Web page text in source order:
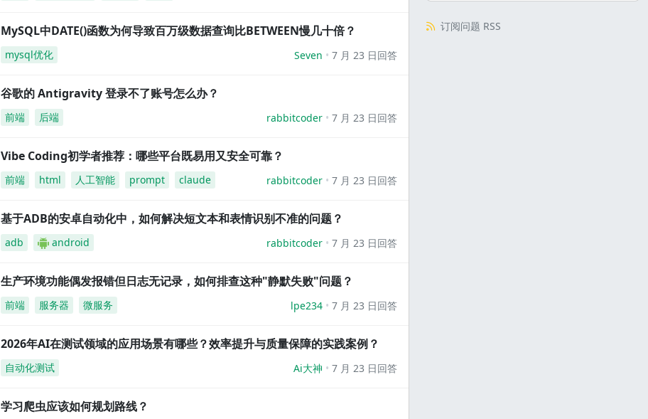
MySQL中DATE()函数为何导致百万级数据查询比BETWEEN慢几十倍？
mysql优化 Seven 7 月 23 日回答
谷歌的 Antigravity 登录不了账号怎么办？
前端 后端 rabbitcoder 7 月 23 日回答
Vibe Coding初学者推荐：哪些平台既易用又安全可靠？
前端 html 人工智能 prompt claude rabbitcoder 7 月 23 日回答
基于ADB的安卓自动化中，如何解决短文本和表情识别不准的问题？
adb android rabbitcoder 7 月 23 日回答
生产环境功能偶发报错但日志无记录，如何排查这种"静默失败"问题？
前端 服务器 微服务 lpe234 7 月 23 日回答
2026年AI在测试领域的应用场景有哪些？效率提升与质量保障的实践案例？
自动化测试 Ai大神 7 月 23 日回答
学习爬虫应该如何规划路线？
订阅问题 RSS